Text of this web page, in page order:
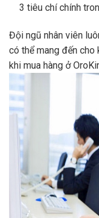
3 tiêu chí chính
Đội ngũ nhân viên
có thể mang đến cho
khi mua hàng ở